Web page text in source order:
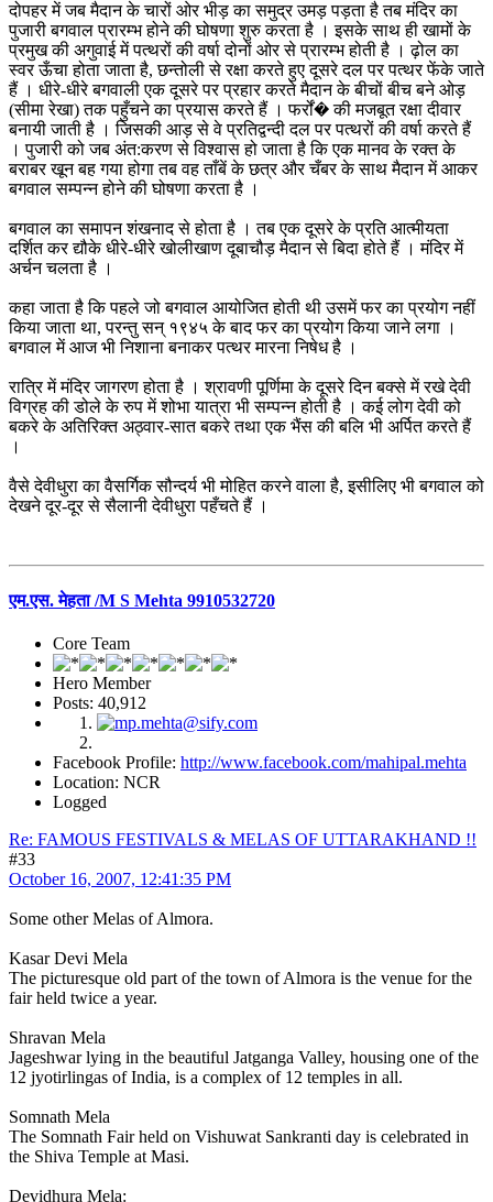
दोपहर में जब मैदान के चारों ओर भीड़ का समुद्र उमड़ पड़ता है तब मंदिर का
पुजारी बगवाल प्रारम्भ होने की घोषणा शुरु करता है । इसके साथ ही खामों के
प्रमुख की अगुवाई में पत्थरों की वर्षा दोनों ओर से प्रारम्भ होती है । ढ़ोल का
स्वर ऊँचा होता जाता है, छन्तोली से रक्षा करते हुए दूसरे दल पर पत्थर फेंके जाते
हैं । धीरे-धीरे बगवाली एक दूसरे पर प्रहार करते मैदान के बीचों बीच बने ओड़
(सीमा रेखा) तक पहुँचने का प्रयास करते हैं । फर्रों� की मजबूत रक्षा दीवार
बनायी जाती है । जिसकी आड़ से वे प्रतिद्वन्दी दल पर पत्थरों की वर्षा करते हैं
। पुजारी को जब अंत:करण से विश्वास हो जाता है कि एक मानव के रक्त के
बराबर खून बह गया होगा तब वह ताँबें के छत्र और चँबर के साथ मैदान में आकर
बगवाल सम्पन्न होने की घोषणा करता है ।
बगवाल का समापन शंखनाद से होता है । तब एक दूसरे के प्रति आत्मीयता
दर्शित कर द्यौके धीरे-धीरे खोलीखाण दूबाचौड़ मैदान से बिदा होते हैं । मंदिर में
अर्चन चलता है ।
कहा जाता है कि पहले जो बगवाल आयोजित होती थी उसमें फर का प्रयोग नहीं
किया जाता था, परन्तु सन् १९४५ के बाद फर का प्रयोग किया जाने लगा ।
बगवाल में आज भी निशाना बनाकर पत्थर मारना निषेध है ।
रात्रि में मंदिर जागरण होता है । श्रावणी पूर्णिमा के दूसरे दिन बक्से में रखे देवी
विग्रह की डोले के रुप में शोभा यात्रा भी सम्पन्न होती है । कई लोग देवी को
बकरे के अतिरिक्त अठ्वार-सात बकरे तथा एक भैंस की बलि भी अर्पित करते हैं
।
वैसे देवीधुरा का वैसर्गिक सौन्दर्य भी मोहित करने वाला है, इसीलिए भी बगवाल को
देखने दूर-दूर से सैलानी देवीधुरा पहँचते हैं ।
एम.एस. मेहता /M S Mehta 9910532720
Core Team
Hero Member
Posts: 40,912
Facebook Profile: http://www.facebook.com/mahipal.mehta
Location: NCR
Logged
Re: FAMOUS FESTIVALS & MELAS OF UTTARAKHAND !!
#33
October 16, 2007, 12:41:35 PM
Some other Melas of Almora.
Kasar Devi Mela
The picturesque old part of the town of Almora is the venue for the
fair held twice a year.
Shravan Mela
Jageshwar lying in the beautiful Jatganga Valley, housing one of the
12 jyotirlingas of India, is a complex of 12 temples in all.
Somnath Mela
The Somnath Fair held on Vishuwat Sankranti day is celebrated in
the Shiva Temple at Masi.
Devidhura Mela: